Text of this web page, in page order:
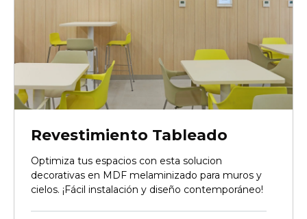
Revestimiento Tableado
Optimiza tus espacios con esta solucion
decorativas en MDF melaminizado para muros y
cielos. ¡Fácil instalación y diseño contemporáneo!